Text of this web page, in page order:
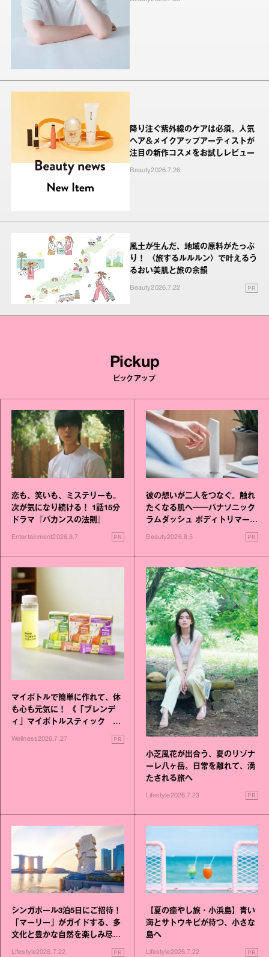
降り注ぐ紫外線のケアは必須。人気
ヘア＆メイクアップアーティストが
注目の新作コスメをお試しレビュー
Beauty2026.7.26
風土が生んだ、地域の原料がたっぷ
り！ 〈旅するルルルン〉で叶えるう
るおい美肌と旅の余韻
Beauty2026.7.22 PR
Pickup
ピックアップ
恋も、笑いも、ミステリーも。
次が気になり続ける！ 1話15分
ドラマ『バカンスの法則』
Entertainment2026.8.7 PR
彼の想いが二人をつなぐ。触れ
たくなる肌へ──パナソニック
ラムダッシュ ボディトリマーが
Beauty2026.8.5 PR
マイボトルで簡単に作れて、体
も心も元気に！ 《「ブレンデ
ィ」マイボトルスティック い
いこと毎日》シリーズが誕生
Wellness2026.7.27 PR
小芝風花が出合う、夏のリゾナ
ーレ八ヶ岳。日常を離れて、満
たされる旅へ
Lifestyle2026.7.23 PR
シンガポール3泊5日にご招待！
「マーリー」がガイドする、多
文化と豊かな自然を楽しみ尽く
Lifestyle2026.7.22 PR
【夏の癒やし旅・小浜島】青い
海とサトウキビが待つ、小さな
島へ
Lifestyle2026.7.22 PR